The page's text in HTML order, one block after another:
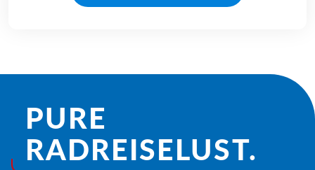
PURE
RADREISE­LUST.